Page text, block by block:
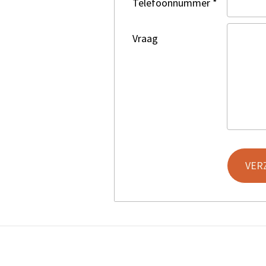
Vraag